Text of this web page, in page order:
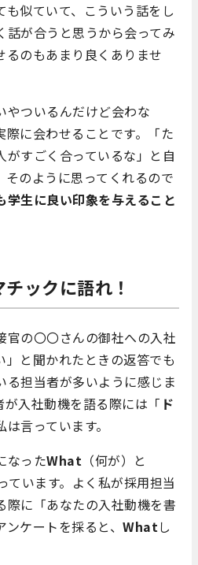
似ていて、こういう話をし
話が合うと思うから会ってみ
るのもあまり良くありませ
やついるんだけど会わな
際に会わせることです。「た
がすごく合っているな」と自
のように思ってくれるので
学生に良い印象を与えること
ックに語れ！
官の〇〇さんの御社への入社
と聞かれたときの返答でも
る担当者が多いように感じま
入社動機を語る際には「 ド
は言っています。
なったWhat （何が）と
ています。よく私が採用担当
際に「あなたの入社動機を書
ケートを採ると、 Whatし